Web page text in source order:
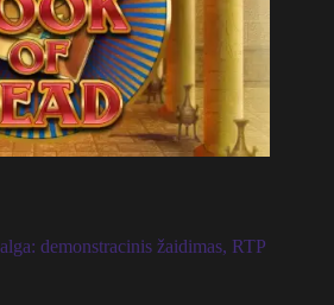
demonstracinis žaidimas, RTP